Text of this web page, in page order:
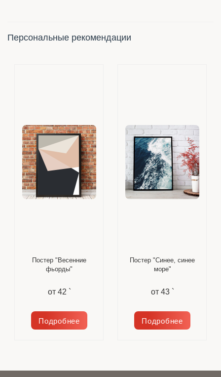
Персональные рекомендации
Постер "Весенние
фьорды"
от 42 `
Подробнее
Постер "Синее, синее
море"
от 43 `
Подробнее